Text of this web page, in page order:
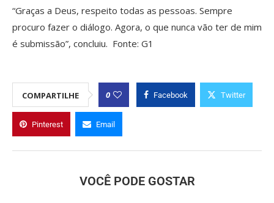
“Graças a Deus, respeito todas as pessoas. Sempre
procuro fazer o diálogo. Agora, o que nunca vão ter de mim
é submissão”, concluiu. Fonte: G1
COMPARTILHE 0 Facebook Twitter
Pinterest Email
VOCÊ PODE GOSTAR